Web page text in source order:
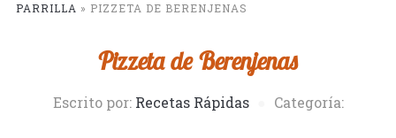
PARRILLA » PIZZETA DE BERENJENAS
Pizzeta de Berenjenas
Escrito por: Recetas Rápidas Categoría: